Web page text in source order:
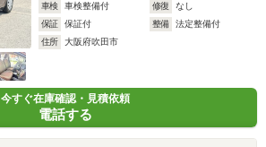
車検
車検整備付 修復
なし
保証
保証付 整備
法定整備付
住所
大阪府吹田市
今すぐ在庫確認・見積依頼
電話する